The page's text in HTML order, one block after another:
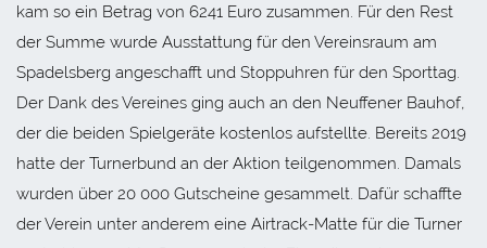
kam so ein Betrag von 6241 Euro zusammen. Für den Rest
der Summe wurde Ausstattung für den Vereinsraum am
Spadelsberg angeschafft und Stoppuhren für den Sporttag.
Der Dank des Vereines ging auch an den Neuffener Bauhof,
der die beiden Spielgeräte kostenlos aufstellte. Bereits 2019
hatte der Turnerbund an der Aktion teilgenommen. Damals
wurden über 20 000 Gutscheine gesammelt. Dafür schaffte
der Verein unter anderem eine Airtrack-Matte für die Turner